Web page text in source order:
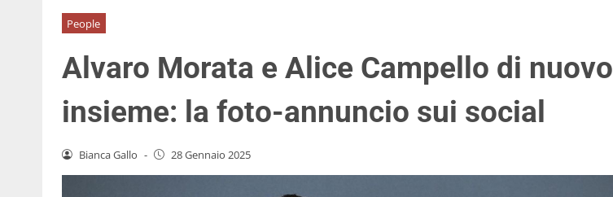
People
Alvaro Morata e Alice Campello di nuovo
insieme: la foto-annuncio sui social
Bianca Gallo - 28 Gennaio 2025